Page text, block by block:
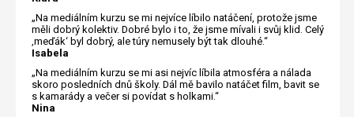
„Na mediálním kurzu se mi nejvíce líbilo natáčení, protože jsme
měli dobrý kolektiv. Dobré bylo i to, že jsme mívali i svůj klid. Celý
‚meďák‘ byl dobrý, ale túry nemusely být tak dlouhé.“
Isabela
„Na mediálním kurzu se mi asi nejvíc líbila atmosféra a nálada
skoro posledních dnů školy. Dál mě bavilo natáčet film, bavit se
s kamarády a večer si povídat s holkami.“
Nina